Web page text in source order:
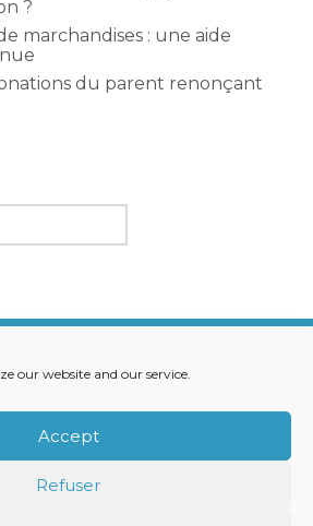
our website and our service.
Accept
Refuser
?
marchandises : une aide
du parent renonçant
CONTACT